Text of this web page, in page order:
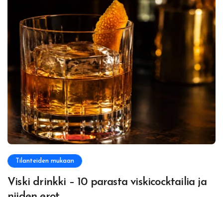
Tilanteiden mukaan
Viski drinkki – 10 parasta viskicocktailia ja